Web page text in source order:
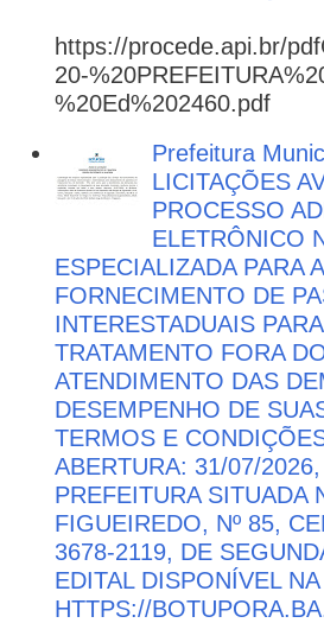
https://procede.api.br/
20-
%20Ed%202460.pdf
Prefeitura
LICITAÇÕES
PROCESSO
ELETRÔNICO
ESPECIALIZADA PARA
FORNECIMENTO DE
INTERESTADUAIS
TRATAMENTO FORA
ATENDIMENTO DAS
DESEMPENHO DE
TERMOS E
ABERTURA: 31/07/
PREFEITURA SITUADA
FIGUEIREDO, Nº 85,
3678-2119, DE
EDITAL DISPONÍVEL
HTTPS://